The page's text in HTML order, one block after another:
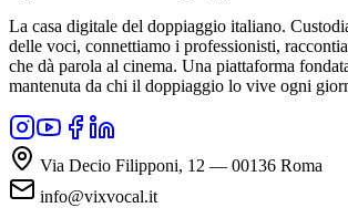
La casa digitale del doppiaggio italiano.
delle voci, connettiamo i professionisti,
che dà parola al cinema. Una piattaforma
mantenuta da chi il doppiaggio lo vive ogni
Via Decio Filipponi, 12 — 00136 Roma
info@vixvocal.it